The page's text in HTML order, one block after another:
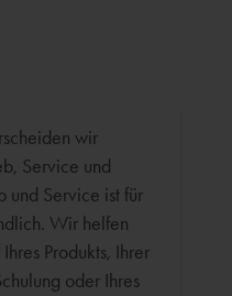
wir
Service und
und Service ist für
Wir helfen
Produkts, Ihrer
oder Ihres